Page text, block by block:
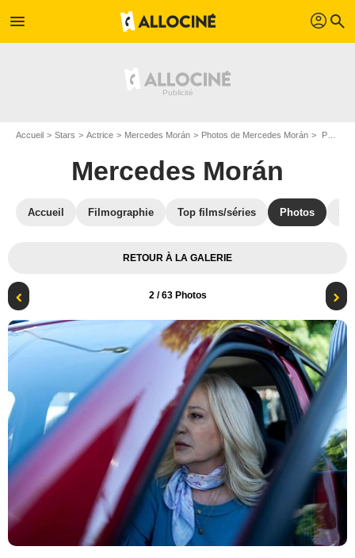
menu profil search
Accueil Stars Actrice Mercedes Morán Photos de Mercedes Morán Photo Mercedes Morán
Mercedes Morán
Accueil Filmographie Top films/séries Photos
RETOUR À LA GALERIE
2/ 63 Photos